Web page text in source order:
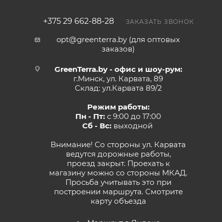
+375 29 662-88-28 ЗАКАЗАТЬ ЗВОНОК
opt@greenterra.by (для оптовых
заказов)
GreenTerra.by - офис и шоу-рум:
г.Минск, ул. Карвата, 89
Склад: ул.Карвата 89/2
Режим работы:
Пн - Пт: с 9:00 до 17:00
Сб - Вс:выходной
Внимание! Со стороны ул. Карвата
ведутся дорожные работы,
проезд закрыт. Проехать к
магазину можно со стороны МКАД.
Просьба учитывать это при
построении маршрута. Смотрите
карту объезда